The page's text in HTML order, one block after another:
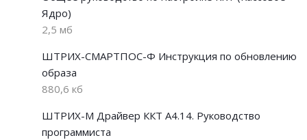
Ядро)
2,5 мб
ШТРИХ-СМАРТПОС-Ф Инструкция по обновлению
образа
880,6 кб
ШТРИХ-М Драйвер ККТ А4.14. Руководство
программиста